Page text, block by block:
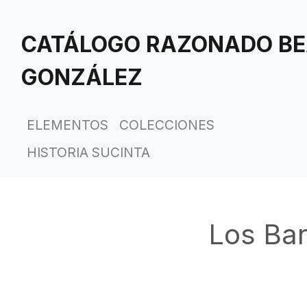
contenido
CATÁLOGO RAZONADO
GONZÁLEZ
ELEMENTOS
COLECCIONES
HISTORIA SUCINTA
Los